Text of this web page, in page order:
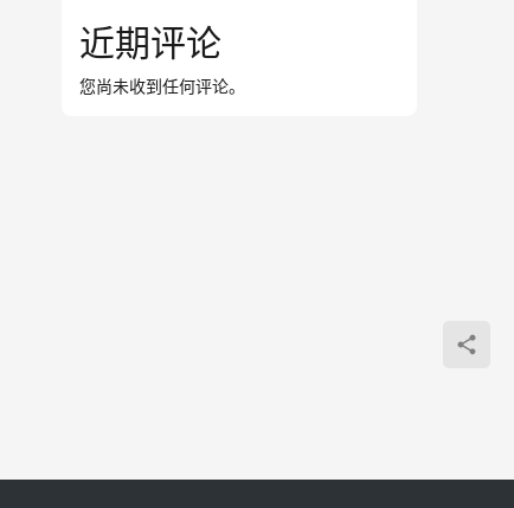
近期评论
您尚未收到任何评论。